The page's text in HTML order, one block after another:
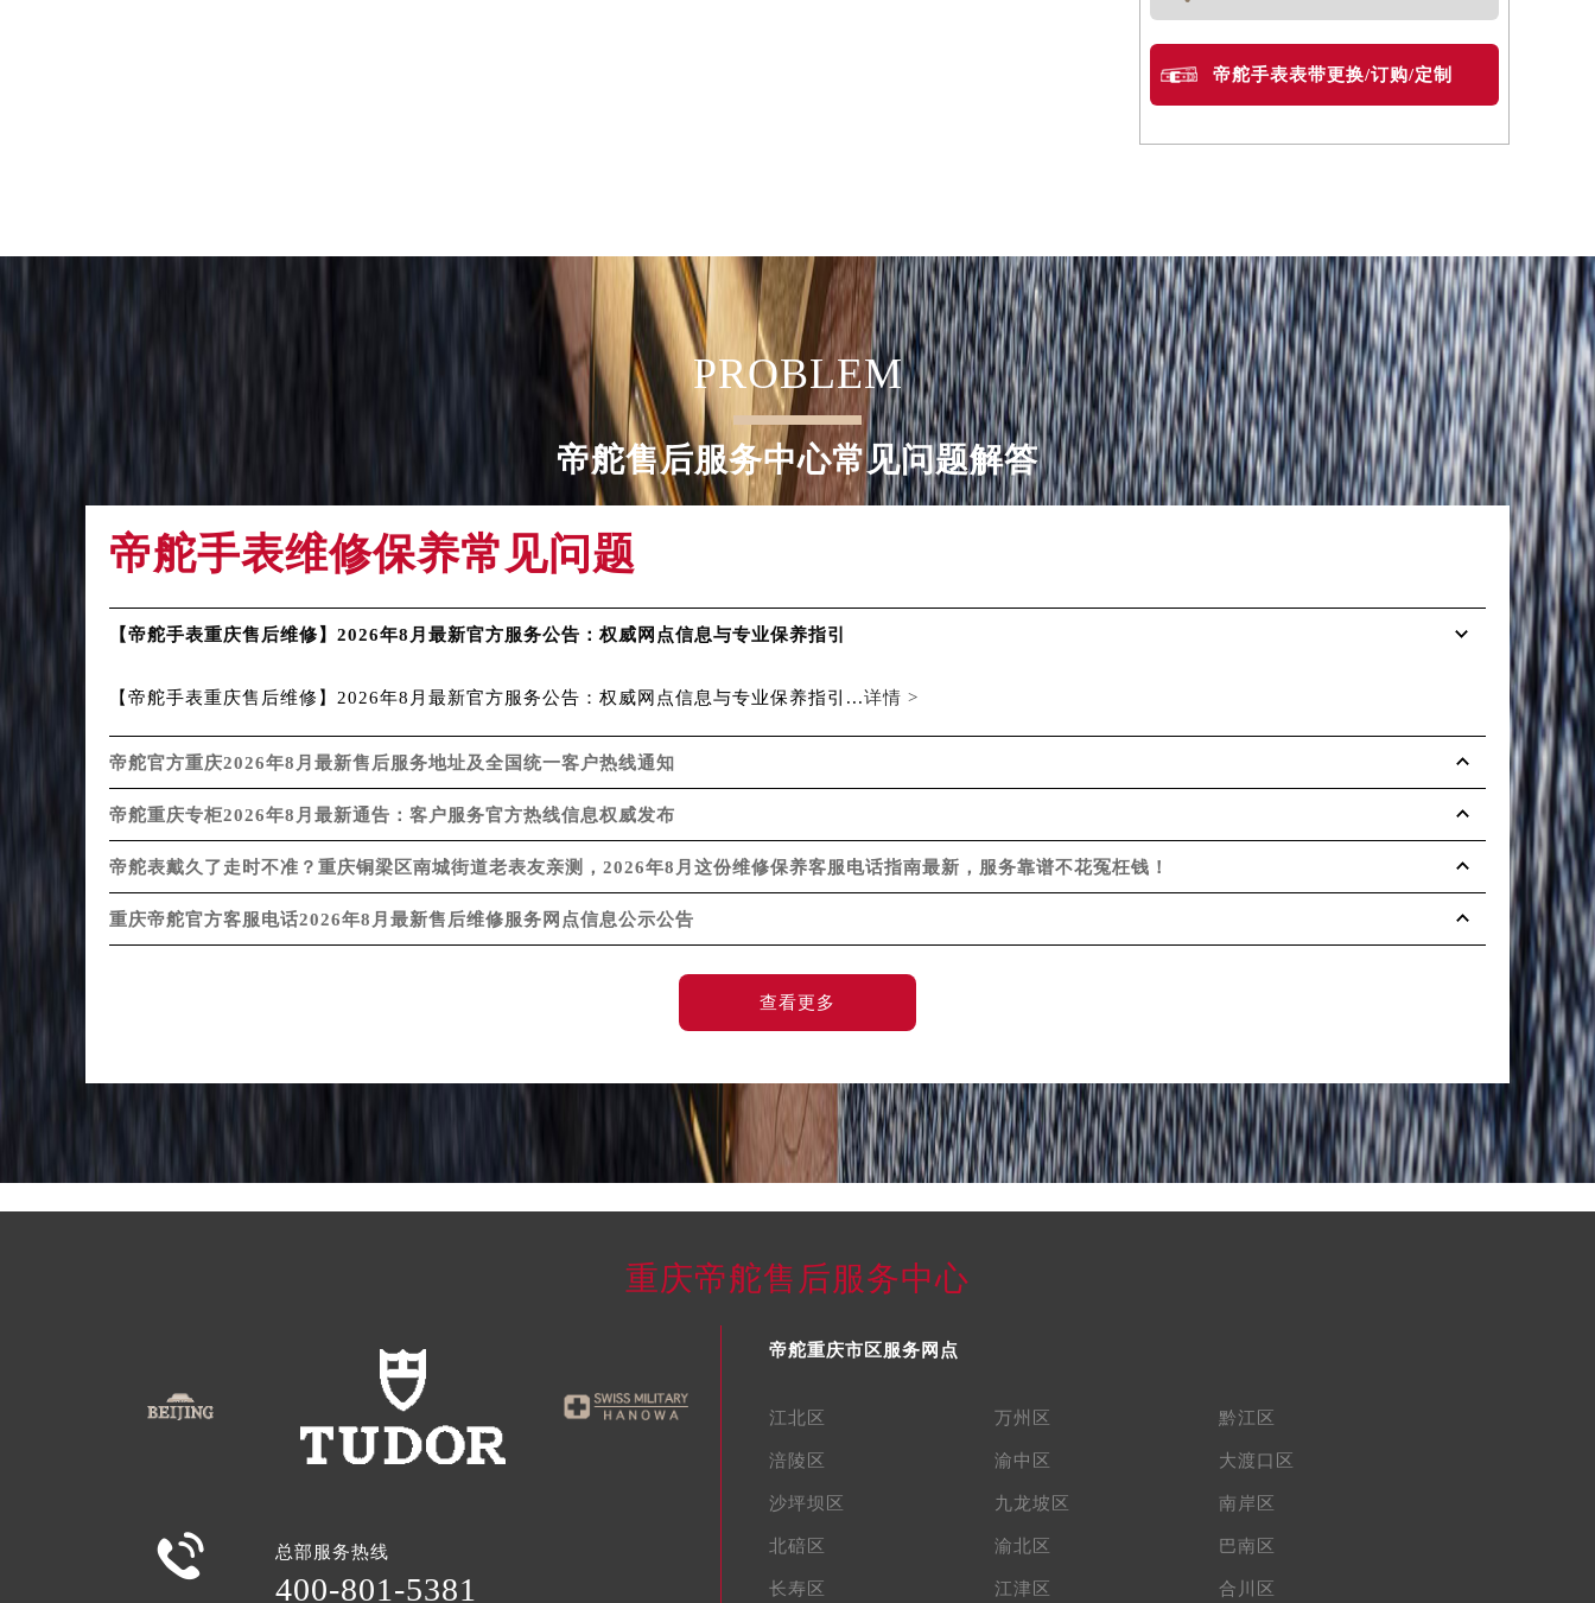
黑龙江省绥化市北林区新华街与康庄路交叉口帝舵售后服务中心（需提前预约）
黑龙江省伊春市伊美区通河路帝舵售后服务中心（需提前预约）
吉林省白城市洮北区明仁南街帝舵售后服务中心（需提前预约）
吉林省白山市浑江区浑江大街帝舵售后服务中心（需提前预约）
吉林省吉林市船营区河南街帝舵售后服务中心（需提前预约）
吉林省辽源市龙山区人民大街帝舵售后服务中心（需提前预约）
吉林省梅河口市新华街道梅河大街帝舵售后服务中心（需提前预约）
吉林省四平市铁东区紫气大路与南九经街交汇处帝舵售后服务中心（需提前预约）
吉林省松原市宁江区五环大街帝舵售后服务中心（需提前预约）
吉林省通化市东昌区环通乡江南大街帝舵售后服务中心（需提前预约）
辽宁省鞍山市铁东区站前街帝舵售后服务中心（需提前预约）
辽宁省朝阳市双塔区新华路帝舵售后服务中心（需提前预约）
辽宁省抚顺市新抚区东一路帝舵售后服务中心（需提前预约）
辽宁省阜新市海州区解放大街帝舵售后服务中心（需提前预约）
辽宁省葫芦岛市连山区中央路帝舵售后服务中心（需提前预约）
辽宁省锦州市古塔区中央大街帝舵售后服务中心（需提前预约）
辽宁省辽阳市白塔区新运大街帝舵售后服务中心（需提前预约）
辽宁省盘锦市兴隆台区石油大街帝舵售后服务中心（需提前预约）
辽宁省营口市站前区市府路与渤海大街交叉口帝舵售后服务中心（需提前预约）
辽宁省沈阳市沈河区中街路137号亨得利名表维修授权店1楼帝舵售后服务中心（需提前预约）
北京市朝阳区建国门外大街甲6号华熙国际中心D座11层1102室帝舵售后服务中心（北京总部）（需提前预约）
北京市东城区东长安街1号王府井东方广场W3座6层602室帝舵售后服务中心（需提前预约）
河北省保定市竞秀区朝阳北大街北国先天下帝舵售后服务中心（需提前预约）
内蒙古自治区包头市青山区幸福路甲3号王府井百货名表维修帝舵售后服务中心（需提前预约）
内蒙古自治区赤峰市红山区哈达街帝舵售后服务中心（需提前预约）
内蒙古自治区鄂尔多斯市东胜区伊金霍洛街帝舵售后服务中心（需提前预约）
内蒙古自治区呼伦贝尔市海拉尔区中央街帝舵售后服务中心（需提前预约）
内蒙古自治区通辽市科尔沁区明仁大街帝舵售后服务中心（需提前预约）
内蒙古自治区乌海市海勃湾区人民南路帝舵售后服务中心（需提前预约）
内蒙古自治区乌兰察布市集宁区恩和大街帝舵售后服务中心（需提前预约）
内蒙古自治区锡林郭勒盟市锡林浩特市光明街与额尔敦路交叉口帝舵售后服务中心（需提前预约）
山西省大同市平城区迎宾街帝舵售后服务中心（需提前预约）
山西省晋城市城区黄华街帝舵售后服务中心（需提前预约）
帝舵手表表带更换/订购/定制
PROBLEM
帝舵售后服务中心常见问题解答
帝舵手表维修保养常见问题
【帝舵手表重庆售后维修】2026年8月最新官方服务公告：权威网点信息与专业保养指引
【帝舵手表重庆售后维修】2026年8月最新官方服务公告：权威网点信息与专业保养指引...详情 >
帝舵官方重庆2026年8月最新售后服务地址及全国统一客户热线通知
帝舵重庆专柜2026年8月最新通告：客户服务官方热线信息权威发布
帝舵表戴久了走时不准？重庆铜梁区南城街道老表友亲测，2026年8月这份维修保养客服电话指南最新，服务靠谱不花冤枉钱！
重庆帝舵官方客服电话2026年8月最新售后维修服务网点信息公示公告
查看更多
重庆帝舵售后服务中心
 总部服务热线
400-801-5381
帝舵重庆市区服务网点
江北区 万州区 黔江区
涪陵区 渝中区 大渡口区
沙坪坝区 九龙坡区 南岸区
北碚区 渝北区 巴南区
长寿区 江津区 合川区